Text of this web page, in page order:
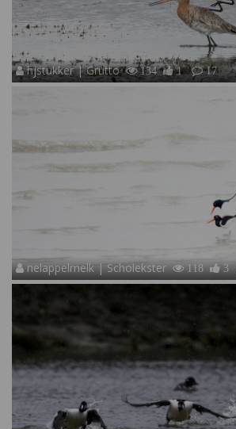
hjstukker | Grutto 134 1 17
nelappelmelk | Scholekster 118 3